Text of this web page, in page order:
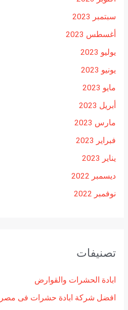
سبتمبر 2023
أغسطس 2023
يوليو 2023
يونيو 2023
مايو 2023
أبريل 2023
مارس 2023
فبراير 2023
يناير 2023
ديسمبر 2022
نوفمبر 2022
تصنيفات
ابادة الحشرات والقوارض
افضل شركة ابادة حشرات فى مصر